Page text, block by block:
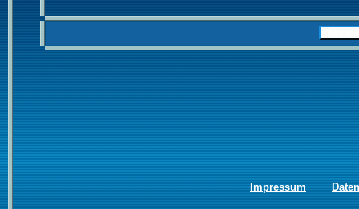
Impressum